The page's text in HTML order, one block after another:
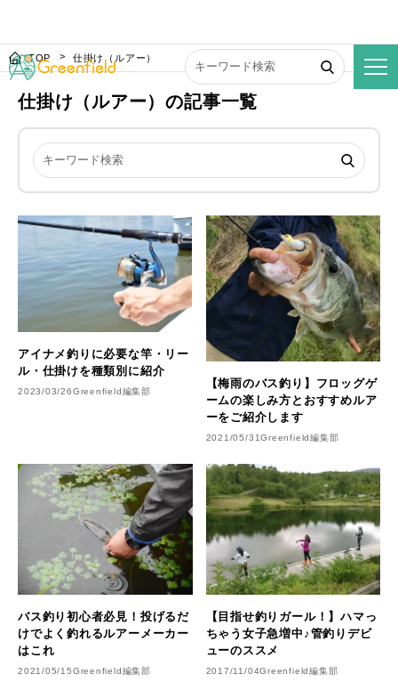
TOP 仕掛け（ルアー）
仕掛け（ルアー）の記事一覧
アイナメ釣りに必要な竿・リー
ル・仕掛けを種類別に紹介
2023/03/26Greenfield編集部
【梅雨のバス釣り】フロッグゲ
ームの楽しみ方とおすすめルア
ーをご紹介します
2021/05/31Greenfield編集部
バス釣り初心者必見！投げるだ
けでよく釣れるルアーメーカー
はこれ
2021/05/15Greenfield編集部
【目指せ釣りガール！】ハマっ
ちゃう女子急増中♪管釣りデビ
ューのススメ
2017/11/04Greenfield編集部